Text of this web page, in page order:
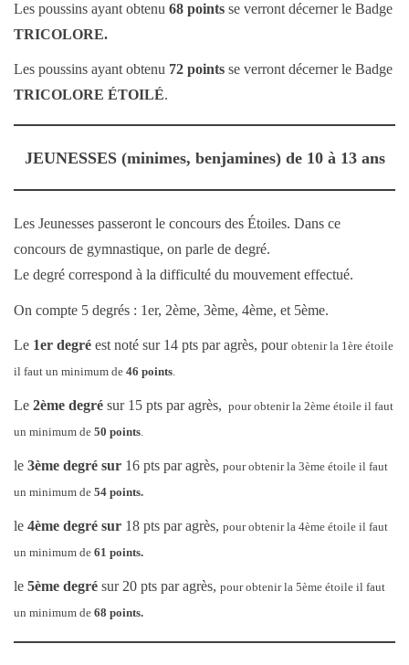
Les poussins ayant obtenu 68 points se verront décerner le Badge
TRICOLORE.
Les poussins ayant obtenu 72 points se verront décerner le Badge
TRICOLORE ÉTOILÉ.
JEUNESSES (minimes, benjamines) de 10 à 13 ans
Les Jeunesses passeront le concours des Étoiles. Dans ce
concours de gymnastique, on parle de degré.
Le degré correspond à la difficulté du mouvement effectué.
On compte 5 degrés : 1er, 2ème, 3ème, 4ème, et 5ème.
Le 1er degré est noté sur 14 pts par agrès, pour obtenir la 1ère étoile
il faut un minimum de 46 points.
Le 2ème degré sur 15 pts par agrès, pour obtenir la 2ème étoile il faut
un minimum de 50 points.
le 3ème degré sur 16 pts par agrès, pour obtenir la 3ème étoile il faut
un minimum de 54 points.
le 4ème degré sur 18 pts par agrès, pour obtenir la 4ème étoile il faut
un minimum de 61 points.
le 5ème degré sur 20 pts par agrès, pour obtenir la 5ème étoile il faut
un minimum de 68 points.